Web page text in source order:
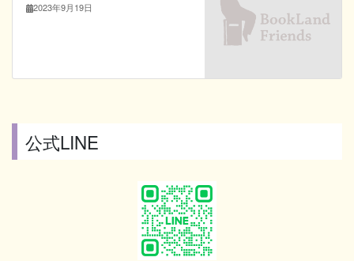
2023年9月19日
公式LINE